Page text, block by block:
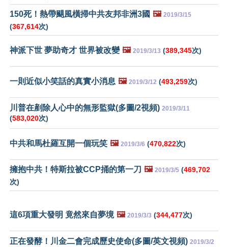
150死！熱帶颶風橫掃中共友邦非洲3國 🖼️ 2019/3/15
(367,614次)
神派下世 夢助奇才 世界被改變 🖼️ 2019/3/13 (389,345次)
一則近似小笑話的真實小消息 🖼️ 2019/3/12 (493,259次)
川普在剷除人心中的無形監獄(多圖/2視頻) 2019/3/11
(583,020次)
中共和馬杜羅互開一個玩笑 🖼️ 2019/3/6 (470,822次)
擁抱中共！特斯拉被CCP捅的第一刀 🖼️ 2019/3/5 (469,702
次)
這6項重大發明 竟然來自夢境 🖼️ 2019/3/3 (344,477次)
正在發酵！川金二會完成歷史使命(多圖/英文視頻) 2019/3/2